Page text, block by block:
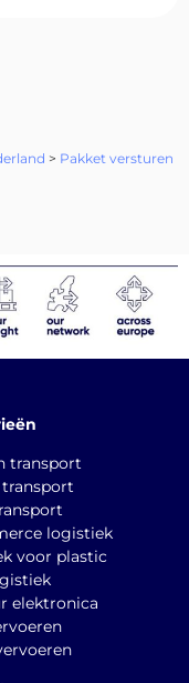
> Pakket versturen
transport
logistiek
voor plastic
elektronica